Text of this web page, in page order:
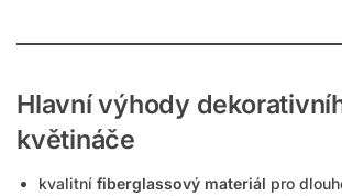
Hlavní výhody
květináče
kvalitní fiberglassový materiál pro